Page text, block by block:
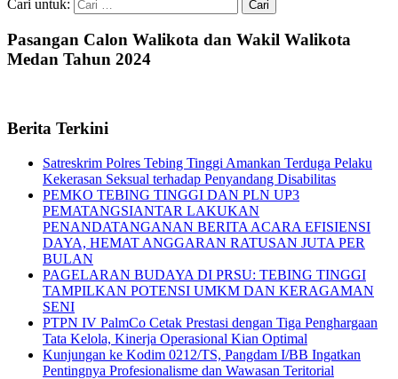
Cari untuk:
Pasangan Calon Walikota dan Wakil Walikota
Medan Tahun 2024
Berita Terkini
Satreskrim Polres Tebing Tinggi Amankan Terduga Pelaku
Kekerasan Seksual terhadap Penyandang Disabilitas
PEMKO TEBING TINGGI DAN PLN UP3
PEMATANGSIANTAR LAKUKAN
PENANDATANGANAN BERITA ACARA EFISIENSI
DAYA, HEMAT ANGGARAN RATUSAN JUTA PER
BULAN
PAGELARAN BUDAYA DI PRSU: TEBING TINGGI
TAMPILKAN POTENSI UMKM DAN KERAGAMAN
SENI
PTPN IV PalmCo Cetak Prestasi dengan Tiga Penghargaan
Tata Kelola, Kinerja Operasional Kian Optimal
Kunjungan ke Kodim 0212/TS, Pangdam I/BB Ingatkan
Pentingnya Profesionalisme dan Wawasan Teritorial